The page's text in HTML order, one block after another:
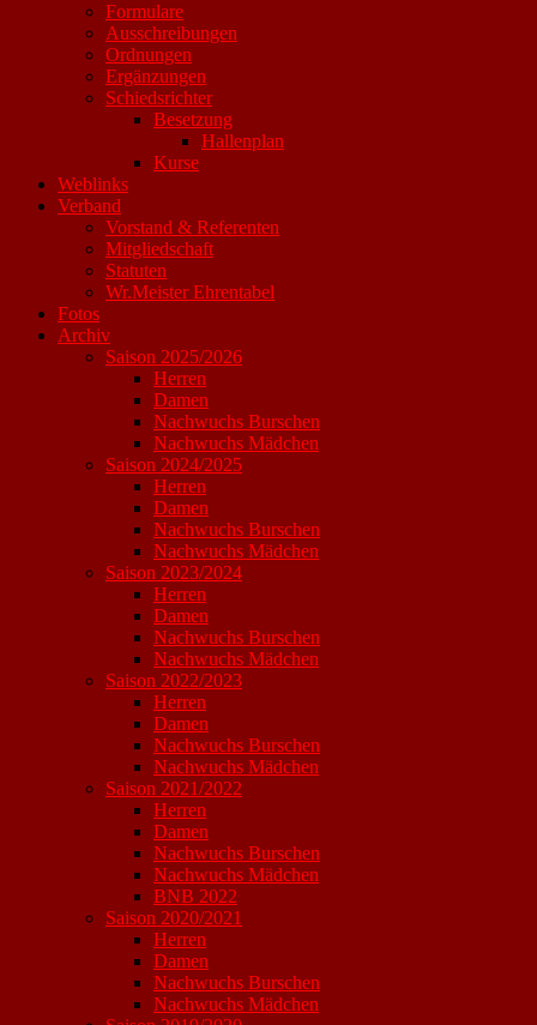
Formulare
Ausschreibungen
Ordnungen
Ergänzungen
Schiedsrichter
Besetzung
Hallenplan
Kurse
Weblinks
Verband
Vorstand & Referenten
Mitgliedschaft
Statuten
Wr.Meister Ehrentabel
Fotos
Archiv
Saison 2025/2026
Herren
Damen
Nachwuchs Burschen
Nachwuchs Mädchen
Saison 2024/2025
Herren
Damen
Nachwuchs Burschen
Nachwuchs Mädchen
Saison 2023/2024
Herren
Damen
Nachwuchs Burschen
Nachwuchs Mädchen
Saison 2022/2023
Herren
Damen
Nachwuchs Burschen
Nachwuchs Mädchen
Saison 2021/2022
Herren
Damen
Nachwuchs Burschen
Nachwuchs Mädchen
BNB 2022
Saison 2020/2021
Herren
Damen
Nachwuchs Burschen
Nachwuchs Mädchen